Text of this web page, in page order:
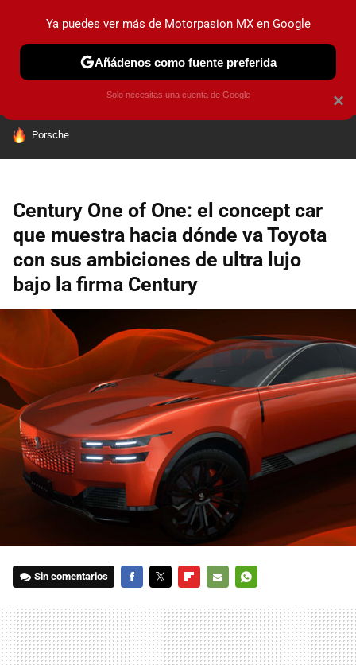
PRUEBAS INDUSTRIA HOY NO CIRCULA
HOY SE HABLA DE
Porsche
Century One of One: el concept car
que muestra hacia dónde va Toyota
con sus ambiciones de ultra lujo
bajo la firma Century
Sin comentarios
MAIL
×
Ya puedes ver más de Motorpasion MX en Google
Añádenos como fuente preferida
Solo necesitas una cuenta de Google